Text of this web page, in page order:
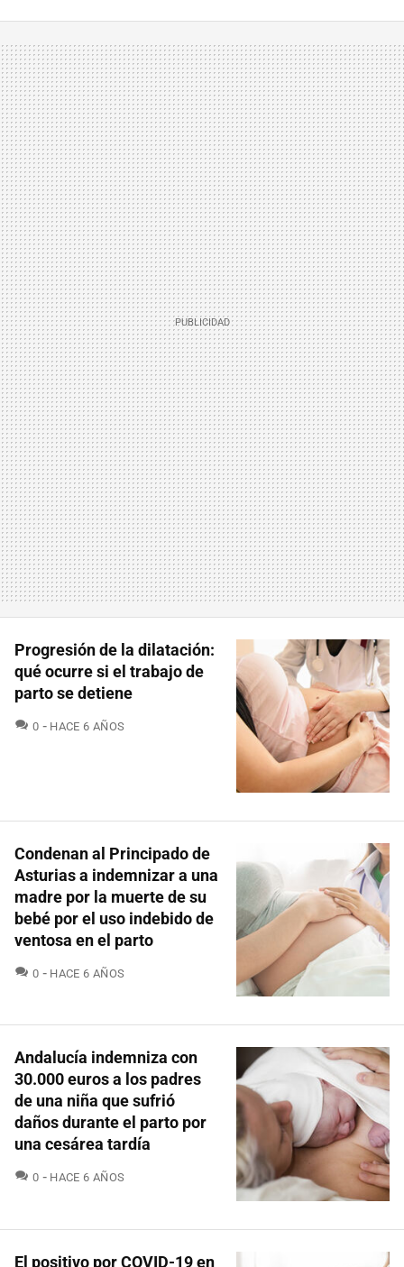
Progresión de la dilatación:
qué ocurre si el trabajo de
parto se detiene
0 COMENTARIOS
HACE 6 AÑOS
Condenan al Principado de
Asturias a indemnizar a una
madre por la muerte de su
bebé por el uso indebido de
ventosa en el parto
0 COMENTARIOS
HACE 6 AÑOS
Andalucía indemniza con
30.000 euros a los padres
de una niña que sufrió
daños durante el parto por
una cesárea tardía
0 COMENTARIOS
HACE 6 AÑOS
El positivo por COVID-19 en